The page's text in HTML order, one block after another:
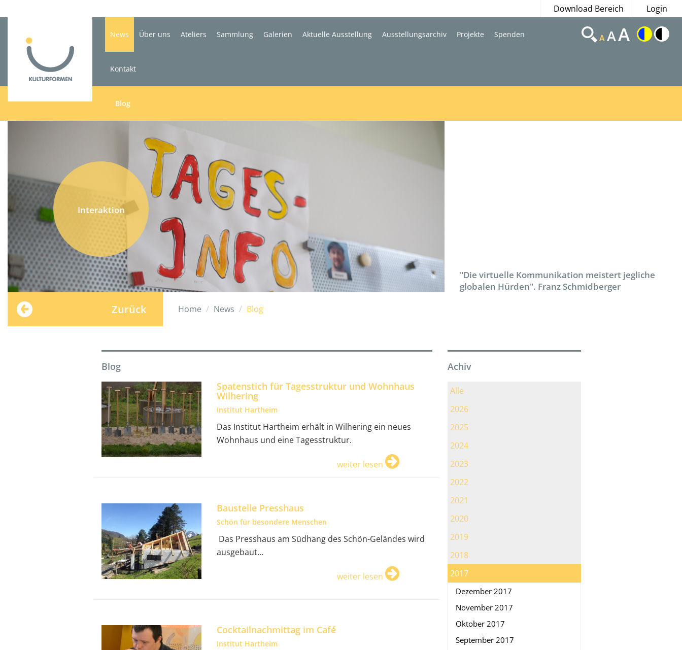
Download Bereich Login
News
Blog
Über uns Ateliers Sammlung Galerien Aktuelle Ausstellung Ausstellungsarchiv Projekte Spenden
Kontakt
AAA
Interaktion
"Die virtuelle Kommunikation meistert jegliche
globalen Hürden". Franz Schmidberger
Zurück Home News Blog
Achiv
Alle
2026
2025
2024
2023
2022
2021
2020
2019
2018
2017
Dezember 2017
November 2017
Oktober 2017
September 2017
Blog
Spatenstich für Tagesstruktur und Wohnhaus
Wilhering
Institut Hartheim
Das Institut Hartheim erhält in Wilhering ein neues
Wohnhaus und eine Tagesstruktur.
weiter lesen
Baustelle Presshaus
Schön für besondere Menschen
Das Presshaus am Südhang des Schön-Geländes wird
ausgebaut...
weiter lesen
Cocktailnachmittag im Café
Institut Hartheim